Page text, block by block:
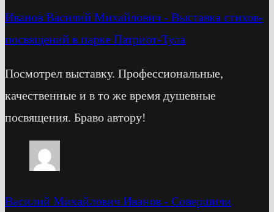
Иванов Василий Михайлович - Выставка стихов-
посвящений в парке Патриот-Тула
Посмотрел выставку. Профессиональные,
качественные и в то же время душевные
посвящения. Браво автору!
Василий Михайлович Иванов - Cовершили